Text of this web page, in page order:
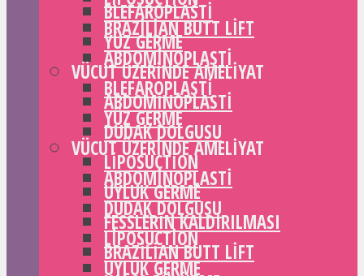
BLEFAROPLASTI
YÜZ GERME
VÜCUT ÜZERINDE AMELIYAT
ABDOMINOPLASTI
DUDAK DOLGUSU
LIPOSUCTION
UYLUK GERME
FESSLERIN KALDIRILMASI
BRAZILIAN BUTT LIFT
BRAZILIAN BUTT LIFT
ABDOMINOPLASTI
BLEFAROPLASTI
YÜZ GERME
VÜCUT ÜZERINDE AMELIYAT
ABDOMINOPLASTI
DUDAK DOLGUSU
LIPOSUCTION
UYLUK GERME